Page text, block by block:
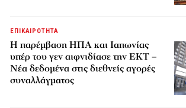
ΕΠΙΚΑΙΡΟΤΗΤΑ
Η παρέμβαση ΗΠΑ και Ιαπωνίας
υπέρ του γεν αιφνιδίασε την ΕΚΤ –
Νέα δεδομένα στις διεθνείς αγορές
συναλλάγματος